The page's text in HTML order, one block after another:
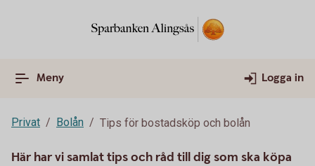
Meny Logga in
Privat Bolån Tips för bostadsköp och bolån
Här har vi samlat tips och råd till dig som ska köpa